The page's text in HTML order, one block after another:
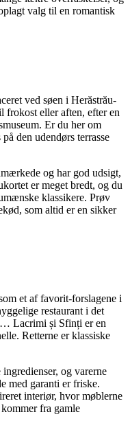
valg til en romantisk
ved søen i Herăstrău-
frokost eller aften, efter en
Er du her om
den udendørs terrasse
og har god udsigt,
er meget bredt, og du
klassikere. Prøv
som altid er en sikker
et af favorit-forslagene i
restaurant i det
Lacrimi și Sfinți er en
Retterne er klassiske
og varerne
med garanti er friske.
interiør, hvor møblerne
fra gamle